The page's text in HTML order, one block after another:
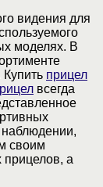
видения для
моделях. В
Купить прицел
всегда
наблюдении,
своим
а